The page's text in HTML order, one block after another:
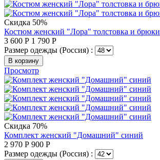
Скидка 50%
Костюм женский "Лора" толстовка и брюки
3 600 Р 1 790 Р
Размер одежды (Россия) :
В корзину
Просмотр
Скидка 70%
Комплект женский "Домашний" синий
2 970 Р 900 Р
Размер одежды (Россия) :